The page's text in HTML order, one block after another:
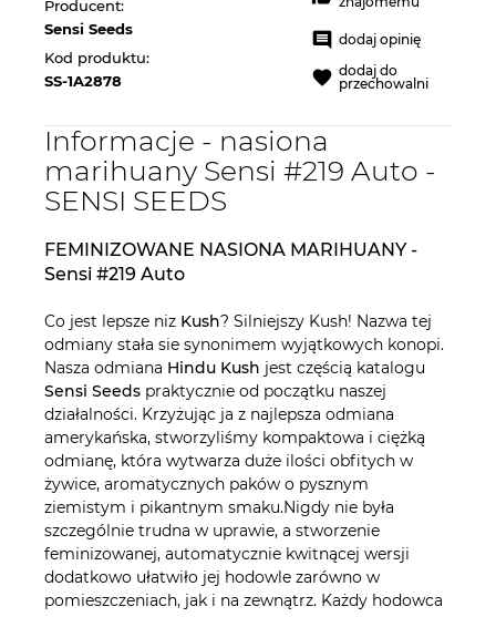
Producent:
Sensi Seeds
Kod produktu:
SS-1A2878
dodaj opinię
dodaj do
przechowalni
Informacje - nasiona
marihuany Sensi #219 Auto -
SENSI SEEDS
FEMINIZOWANE NASIONA MARIHUANY -
Sensi #219 Auto
Co jest lepsze niz Kush? Silniejszy Kush! Nazwa tej
odmiany stała sie synonimem wyjątkowych konopi.
Nasza odmiana Hindu Kush jest częścią katalogu
Sensi Seeds praktycznie od początku naszej
działalności. Krzyżując ja z najlepsza odmiana
amerykańska, stworzyliśmy kompaktowa i ciężką
odmianę, która wytwarza duże ilości obfitych w
żywice, aromatycznych paków o pysznym
ziemistym i pikantnym smaku.Nigdy nie była
szczególnie trudna w uprawie, a stworzenie
feminizowanej, automatycznie kwitnącej wersji
dodatkowo ułatwiło jej hodowle zarówno w
pomieszczeniach, jak i na zewnątrz. Każdy hodowca